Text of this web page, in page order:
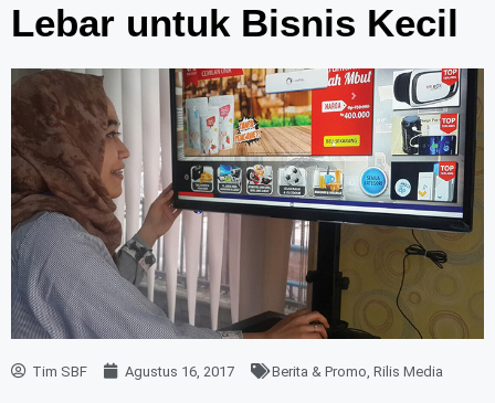
Lebar untuk Bisnis Kecil
Tim SBF Agustus 16, 2017 Berita & Promo Rilis Media